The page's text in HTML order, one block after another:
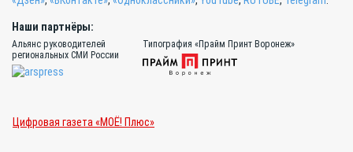
Наши партнёры:
Альянс руководителей
региональных СМИ России
Типография «Прайм Принт Воронеж»
Цифровая газета «МОЁ! Плюс»